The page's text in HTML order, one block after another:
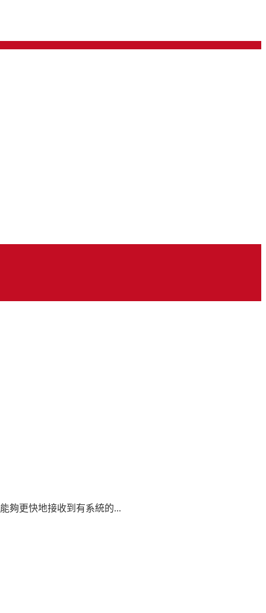
夠更快地接收到有系統的...